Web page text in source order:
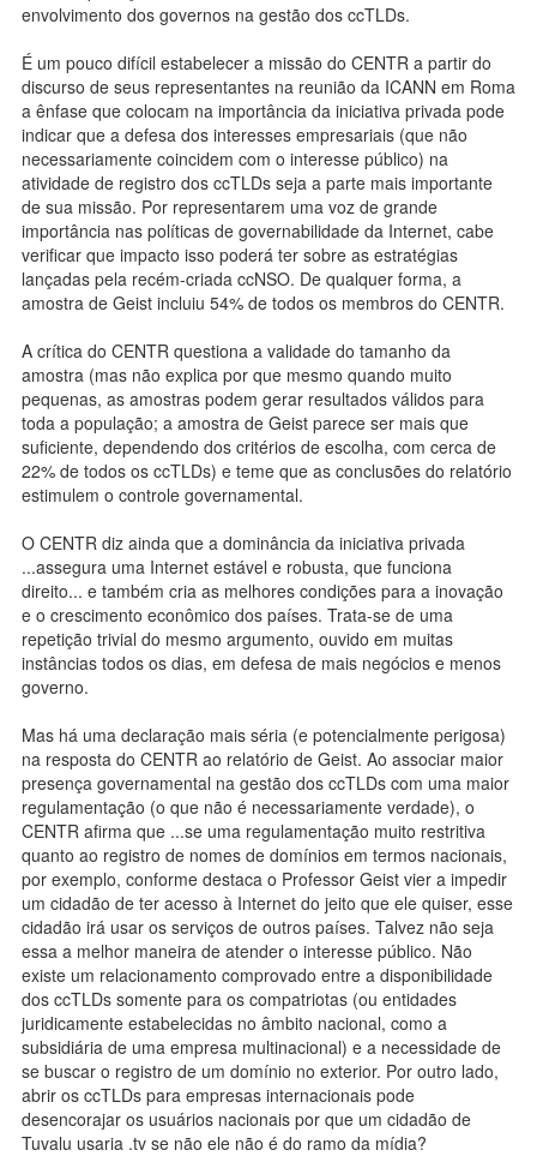
envolvimento dos governos na gestão dos ccTLDs.
É um pouco difícil estabelecer a missão do CENTR a partir do
discurso de seus representantes na reunião da ICANN em Roma
a ênfase que colocam na importância da iniciativa privada pode
indicar que a defesa dos interesses empresariais (que não
necessariamente coincidem com o interesse público) na
atividade de registro dos ccTLDs seja a parte mais importante
de sua missão. Por representarem uma voz de grande
importância nas políticas de governabilidade da Internet, cabe
verificar que impacto isso poderá ter sobre as estratégias
lançadas pela recém-criada ccNSO. De qualquer forma, a
amostra de Geist incluiu 54% de todos os membros do CENTR.
A crítica do CENTR questiona a validade do tamanho da
amostra (mas não explica por que mesmo quando muito
pequenas, as amostras podem gerar resultados válidos para
toda a população; a amostra de Geist parece ser mais que
suficiente, dependendo dos critérios de escolha, com cerca de
22% de todos os ccTLDs) e teme que as conclusões do relatório
estimulem o controle governamental.
O CENTR diz ainda que a dominância da iniciativa privada
...assegura uma Internet estável e robusta, que funciona
direito... e também cria as melhores condições para a inovação
e o crescimento econômico dos países. Trata-se de uma
repetição trivial do mesmo argumento, ouvido em muitas
instâncias todos os dias, em defesa de mais negócios e menos
governo.
Mas há uma declaração mais séria (e potencialmente perigosa)
na resposta do CENTR ao relatório de Geist. Ao associar maior
presença governamental na gestão dos ccTLDs com uma maior
regulamentação (o que não é necessariamente verdade), o
CENTR afirma que ...se uma regulamentação muito restritiva
quanto ao registro de nomes de domínios em termos nacionais,
por exemplo, conforme destaca o Professor Geist vier a impedir
um cidadão de ter acesso à Internet do jeito que ele quiser, esse
cidadão irá usar os serviços de outros países. Talvez não seja
essa a melhor maneira de atender o interesse público. Não
existe um relacionamento comprovado entre a disponibilidade
dos ccTLDs somente para os compatriotas (ou entidades
juridicamente estabelecidas no âmbito nacional, como a
subsidiária de uma empresa multinacional) e a necessidade de
se buscar o registro de um domínio no exterior. Por outro lado,
abrir os ccTLDs para empresas internacionais pode
desencorajar os usuários nacionais por que um cidadão de
Tuvalu usaria .tv se não ele não é do ramo da mídia?